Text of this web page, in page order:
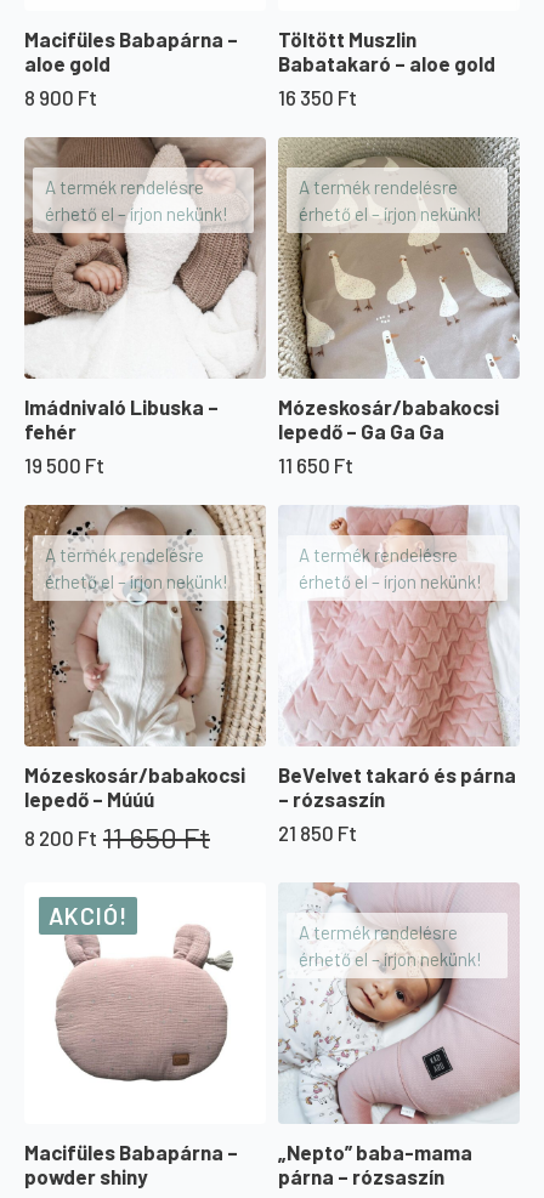
Macifüles Babapárna –
aloe gold
8 900 Ft
Töltött Muszlin
Babatakaró – aloe gold
16 350 Ft
A termék rendelésre
érhető el – írjon nekünk!
Imádnivaló Libuska –
fehér
19 500 Ft
A termék rendelésre
érhető el – írjon nekünk!
Mózeskosár/babakocsi
lepedő – Ga Ga Ga
11 650 Ft
A termék rendelésre
érhető el – írjon nekünk!
Mózeskosár/babakocsi
lepedő – Múúú
11 650Ft
Original
was:
650 Ft.
8 200 Ft
Current
is:
200 Ft.
A termék rendelésre
érhető el – írjon nekünk!
BeVelvet takaró és párna
– rózsaszín
21 850 Ft
AKCIÓ!
Macifüles Babapárna –
powder shiny
A termék rendelésre
érhető el – írjon nekünk!
„Nepto” baba-mama
párna – rózsaszín